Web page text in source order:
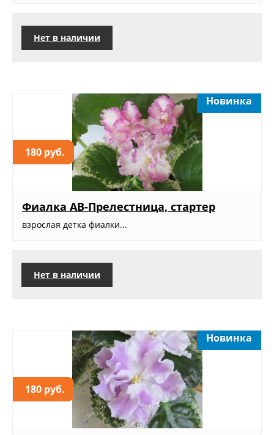
Нет в наличии
180 руб.
Новинка
Фиалка АВ-Прелестница, стартер
взрослая детка фиалки...
Нет в наличии
180 руб.
Новинка